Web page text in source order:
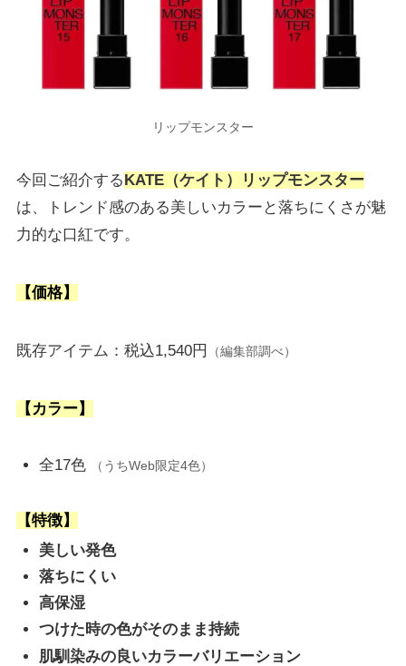
リップモンスター
今回ご紹介するKATE（ケイト）リップモンスター
は、トレンド感のある美しいカラーと落ちにくさが魅
力的な口紅です。
【価格】
既存アイテム：税込1,540円 （編集部調べ）
【カラー】
全17色 （うちWeb限定4色）
【特徴】
美しい発色
落ちにくい
高保湿
つけた時の色がそのまま持続
肌馴染みの良いカラーバリエーション